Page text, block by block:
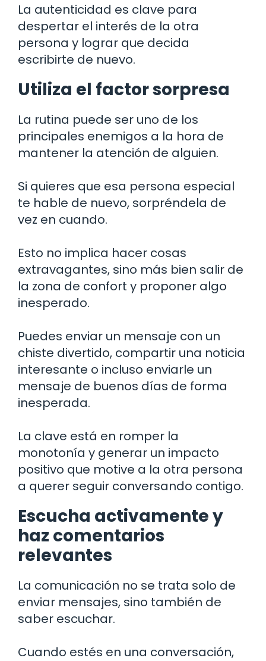
La autenticidad es clave para
despertar el interés de la otra
persona y lograr que decida
escribirte de nuevo.
Utiliza el factor sorpresa
La rutina puede ser uno de los
principales enemigos a la hora de
mantener la atención de alguien.
Si quieres que esa persona especial
te hable de nuevo, sorpréndela de
vez en cuando.
Esto no implica hacer cosas
extravagantes, sino más bien salir de
la zona de confort y proponer algo
inesperado.
Puedes enviar un mensaje con un
chiste divertido, compartir una noticia
interesante o incluso enviarle un
mensaje de buenos días de forma
inesperada.
La clave está en romper la
monotonía y generar un impacto
positivo que motive a la otra persona
a querer seguir conversando contigo.
Escucha activamente y
haz comentarios
relevantes
La comunicación no se trata solo de
enviar mensajes, sino también de
saber escuchar.
Cuando estés en una conversación,